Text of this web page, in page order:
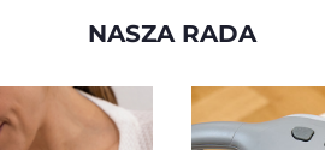
NASZA RADA